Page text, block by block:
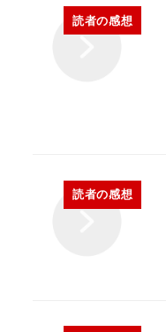
読者の感想
読者の感想